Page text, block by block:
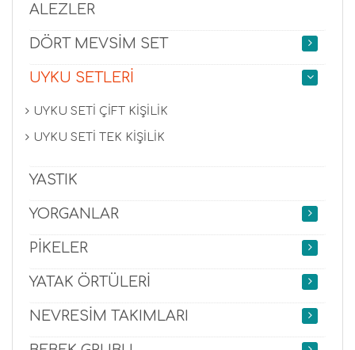
ALEZLER
DÖRT MEVSİM SET
UYKU SETLERİ
UYKU SETİ ÇİFT KİŞİLİK
UYKU SETİ TEK KİŞİLİK
YASTIK
YORGANLAR
PİKELER
YATAK ÖRTÜLERİ
NEVRESİM TAKIMLARI